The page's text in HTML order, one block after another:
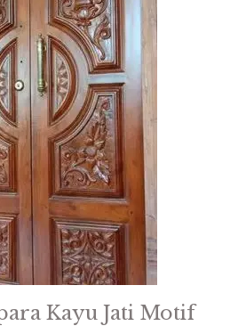
Kayu Jati Motif